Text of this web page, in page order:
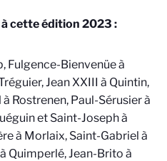
cette édition 2023 :
Fulgence-Bienvenüe à
Jean XXIII à Quintin,
Rostrenen, Paul-Sérusier à
et Saint-Joseph à
à Morlaix, Saint-Gabriel à
Quimperlé, Jean-Brito à